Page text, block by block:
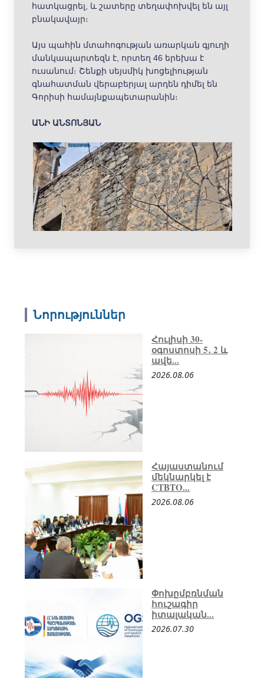
հատկացրել, և շատերը տեղափոխվել են այլ
բնակավայր։
Այս պահին մտահոգության առարկան գյուղի
մանկապարտեզն է, որտեղ 46 երեխա է
ուսանում։ Շենքի սեյսմիկ խոցելիության
գնահատման վերաբերյալ արդեն դիմել են
Գորիսի համայնքապետարանին։
ԱՆԻ ԱՆՏՈՆՅԱՆ
Նորություններ
Հուլիսի 30-
օգոստոսի 5․ 2 և
ավե...
2026.08.06
Հայաստանում
մեկնարկել է
CTBTO...
2026.08.06
Փոխըմբռնման
հուշագիր
իտալական...
2026.07.30